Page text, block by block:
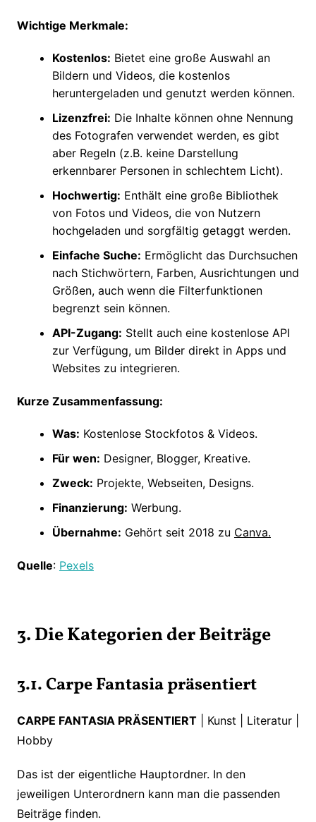
Wichtige Merkmale:
Kostenlos: Bietet eine große Auswahl an
Bildern und Videos, die kostenlos
heruntergeladen und genutzt werden können.
Lizenzfrei: Die Inhalte können ohne Nennung
des Fotografen verwendet werden, es gibt
aber Regeln (z.B. keine Darstellung
erkennbarer Personen in schlechtem Licht).
Hochwertig: Enthält eine große Bibliothek
von Fotos und Videos, die von Nutzern
hochgeladen und sorgfältig getaggt werden.
Einfache Suche: Ermöglicht das Durchsuchen
nach Stichwörtern, Farben, Ausrichtungen und
Größen, auch wenn die Filterfunktionen
begrenzt sein können.
API-Zugang: Stellt auch eine kostenlose API
zur Verfügung, um Bilder direkt in Apps und
Websites zu integrieren.
Kurze Zusammenfassung:
Was: Kostenlose Stockfotos & Videos.
Für wen: Designer, Blogger, Kreative.
Zweck: Projekte, Webseiten, Designs.
Finanzierung: Werbung.
Übernahme: Gehört seit 2018 zu Canva.
Quelle: Pexels
3. Die Kategorien der Beiträge
3.1. Carpe Fantasia präsentiert
CARPE FANTASIA PRÄSENTIERT| Kunst | Literatur |
Hobby
Das ist der eigentliche Hauptordner. In den
jeweiligen Unterordnern kann man die passenden
Beiträge finden.